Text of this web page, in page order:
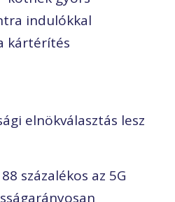
indulókkal
kártérítés
elnökválasztás lesz
százalékos az 5G